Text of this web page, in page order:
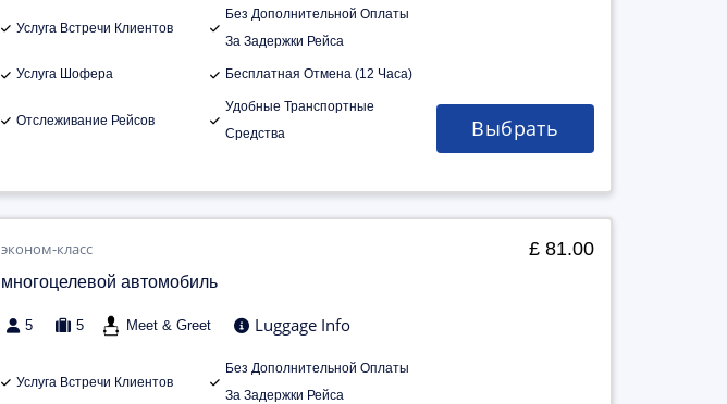
Услуга Встречи Клиентов
Без Дополнительной Оплаты
За Задержки Рейса
Услуга Шофера Бесплатная Отмена (12 Часа)
Отслеживание Рейсов
Удобные Транспортные
Средства
Выбрать
эконом-класс
многоцелевой автомобиль
5 5 Meet & Greet Luggage Info
Услуга Встречи Клиентов
Без Дополнительной Оплаты
За Задержки Рейса
£ 81.00